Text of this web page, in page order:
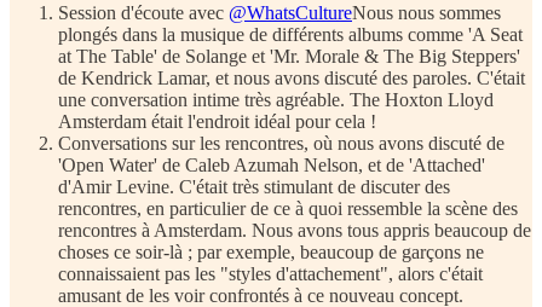
Session d'écoute avec @WhatsCultureNous nous sommes
plongés dans la musique de différents albums comme 'A Seat
at The Table' de Solange et 'Mr. Morale & The Big Steppers'
de Kendrick Lamar, et nous avons discuté des paroles. C'était
une conversation intime très agréable. The Hoxton Lloyd
Amsterdam était l'endroit idéal pour cela !
Conversations sur les rencontres, où nous avons discuté de
'Open Water' de Caleb Azumah Nelson, et de 'Attached'
d'Amir Levine. C'était très stimulant de discuter des
rencontres, en particulier de ce à quoi ressemble la scène des
rencontres à Amsterdam. Nous avons tous appris beaucoup de
choses ce soir-là ; par exemple, beaucoup de garçons ne
connaissaient pas les "styles d'attachement", alors c'était
amusant de les voir confrontés à ce nouveau concept.